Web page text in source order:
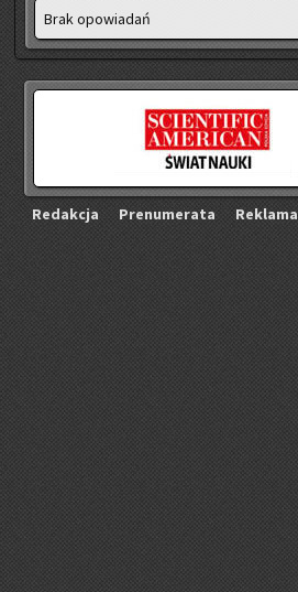
Brak opo­wia­dań
Re­dak­cja Pre­nu­me­ra­ta Re­kla­ma